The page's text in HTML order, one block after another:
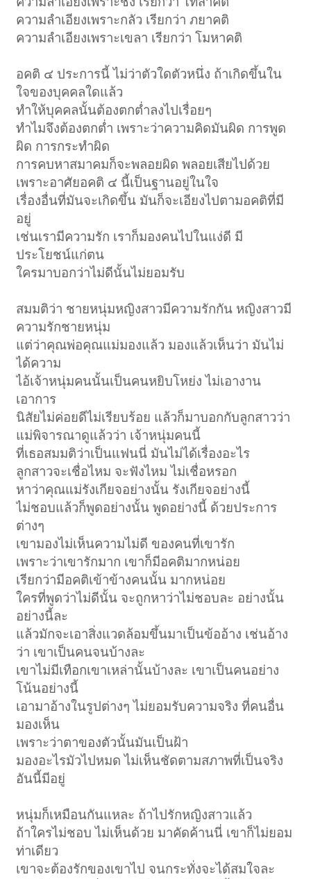
ความลำเอียงเพราะกลัว เรียกว่า ภยาคติ
ความลำเอียงเพราะเขลา เรียกว่า โมหาคติ
อคติ ๔ ประการนี้ ไม่ว่าตัวใดตัวหนึ่ง ถ้าเกิดขึ้นใน
ใจของบุคคลใดแล้ว
ทำให้บุคคลนั้นต้องตกต่ำลงไปเรื่อยๆ
ทำไมจึงต้องตกต่ำ เพราะว่าความคิดมันผิด การพูด
ผิด การกระทำผิด
การคบหาสมาคมก็จะพลอยผิด พลอยเสียไปด้วย
เพราะอาศัยอคติ ๔ นี้เป็นฐานอยู่ในใจ
เรื่องอื่นที่มันจะเกิดขึ้น มันก็จะเอียงไปตามอคติที่มี
อยู่
เช่นเรามีความรัก เราก็มองคนไปในแง่ดี มี
ประโยชน์แก่ตน
ใครมาบอกว่าไม่ดีนั้นไม่ยอมรับ
สมมติว่า ชายหนุ่มหญิงสาวมีความรักกัน หญิงสาวมี
ความรักชายหนุ่ม
แต่ว่าคุณพ่อคุณแม่มองแล้ว มองแล้วเห็นว่า มันไม่
ได้ความ
ไอ้เจ้าหนุ่มคนนั้นเป็นคนหยิบโหย่ง ไม่เอางาน
เอาการ
นิสัยไม่ค่อยดีไม่เรียบร้อย แล้วก็มาบอกกับลูกสาวว่า
แม่พิจารณาดูแล้วว่า เจ้าหนุ่มคนนี้
ที่เธอสมมติว่าเป็นแฟนนี่ มันไม่ได้เรื่องอะไร
ลูกสาวจะเชื่อไหม จะฟังไหม ไม่เชื่อหรอก
หาว่าคุณแม่รังเกียจอย่างนั้น รังเกียจอย่างนี้
ไม่ชอบแล้วก็พูดอย่างนั้น พูดอย่างนี้ ด้วยประการ
ต่างๆ
เขามองไม่เห็นความไม่ดี ของคนที่เขารัก
เพราะว่าเขารักมาก เขาก็มีอคติมากหน่อย
เรียกว่ามีอคติเข้าข้างคนนั้น มากหน่อย
ใครที่พูดว่าไม่ดีนั้น จะถูกหาว่าไม่ชอบละ อย่างนั้น
อย่างนี้ละ
แล้วมักจะเอาสิ่งแวดล้อมขึ้นมาเป็นข้ออ้าง เช่นอ้าง
ว่า เขาเป็นคนจนบ้างละ
เขาไม่มีเทือกเขาเหล่านั้นบ้างละ เขาเป็นคนอย่าง
โน้นอย่างนี้
เอามาอ้างในรูปต่างๆ ไม่ยอมรับความจริง ที่คนอื่น
มองเห็น
เพราะว่าตาของตัวนั้นมันเป็นฝ้า
มองอะไรมัวไปหมด ไม่เห็นชัดตามสภาพที่เป็นจริง
อันนี้มีอยู่
หนุ่มก็เหมือนกันแหละ ถ้าไปรักหญิงสาวแล้ว
ถ้าใครไม่ชอบ ไม่เห็นด้วย มาคัดค้านนี่ เขาก็ไม่ยอม
ท่าเดียว
เขาจะต้องรักของเขาไป จนกระทั่งจะได้สมใจละ